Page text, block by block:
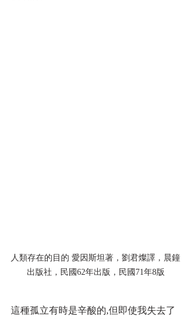
人類存在的目的 愛因斯坦著，劉君燦譯，晨鐘
出版社，民國62年出版，民國71年8版
這種孤立有時是辛酸的,但即使我失去了